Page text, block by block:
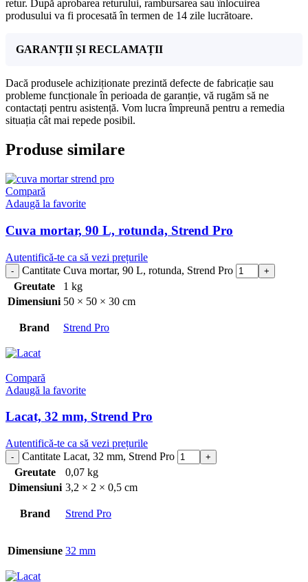
retur. După aprobarea returului, rambursarea sau înlocuirea
produsului va fi procesată în termen de 14 zile lucrătoare.
GARANȚII ȘI RECLAMAȚII
Dacă produsele achiziționate prezintă defecte de fabricație sau
probleme funcționale în perioada de garanție, vă rugăm să ne
contactați pentru asistență. Vom lucra împreună pentru a remedia
situația cât mai repede posibil.
Produse similare
Compară
Adaugă la favorite
Cuva mortar, 90 L, rotunda, Strend Pro
Autentifică-te ca să vezi prețurile
Cantitate Cuva mortar, 90 L, rotunda, Strend Pro
Greutate
1 kg
Dimensiuni 50 × 50 × 30 cm
Brand Strend Pro
Compară
Adaugă la favorite
Lacat, 32 mm, Strend Pro
Autentifică-te ca să vezi prețurile
Cantitate Lacat, 32 mm, Strend Pro
Greutate
0,07 kg
Dimensiuni 3,2 × 2 × 0,5 cm
Brand Strend Pro
Dimensiune 32 mm